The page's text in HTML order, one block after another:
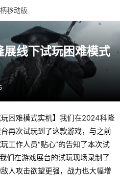
移动版
线下试玩困难模式
玩困难模式实机】我们在2024科隆
再次试玩到了这款游戏，与之前
工作人员“贴心”的告知了本次试
们在游戏展台的试玩现场录制了
人攻击欲望更强，战力也大幅增